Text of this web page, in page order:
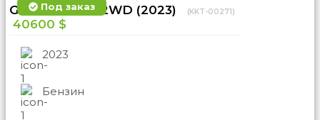
Под заказ
Genesis GV70 2WD (2023) (KKT-00271)
40600 $
2023
Бензин